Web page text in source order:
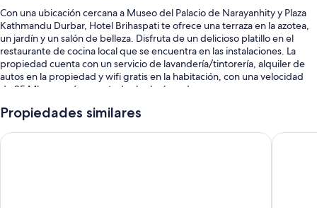
Con una ubicación cercana a Museo del Palacio de Narayanhity y Plaza
Kathmandu Durbar, Hotel Brihaspati te ofrece una terraza en la azotea,
un jardín y un salón de belleza. Disfruta de un delicioso platillo en el
restaurante de cocina local que se encuentra en las instalaciones. La
propiedad cuenta con un servicio de lavandería/tintorería, alquiler de
autos en la propiedad y wifi gratis en la habitación, con una velocidad
de 25 Mbps o más, para todos los huéspedes.
Se incluyen los siguientes beneficios adicionales:
Estacionamiento gratis
Propiedades similares
Kathmandu Peace Home Royal